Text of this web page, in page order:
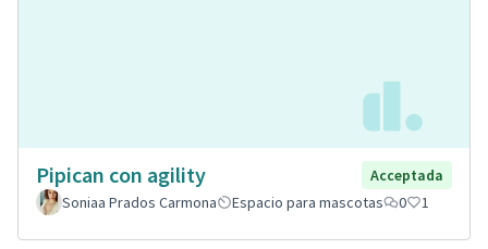
Pipican con agility
Acceptada
Soniaa Prados Carmona
Espacio para mascotas 0 1